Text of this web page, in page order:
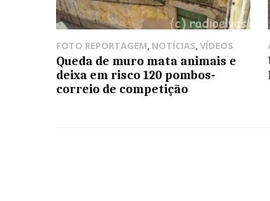
FOTO REPORTAGEM, NOTÍCIAS,VÍDEOS
Queda de muro mata animais e
deixa em risco 120 pombos-
correio de competição